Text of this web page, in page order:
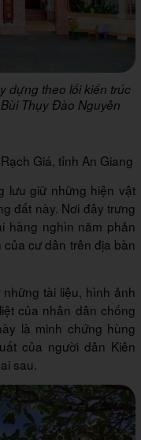
dựng theo lối kiến trúc
Thụy Đào Nguyên
Giá, tỉnh An Giang
lưu giữ những hiện vật
đất này. Nơi đây trưng
hàng nghìn năm phản
cư dân trên địa bàn
tài liệu, hình ảnh
của nhân dân chống
là minh chứng hùng
của người dân Kiên
sau.